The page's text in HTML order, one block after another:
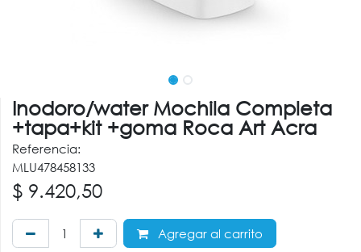
Inodoro/water Mochila Completa
+tapa+kit +goma Roca Art Acra
Referencia:
MLU478458133
$ 9.420,50
Agregar al carrito